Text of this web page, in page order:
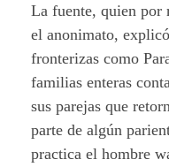
La fuente, quien por
el anonimato,
fronterizas como
familias enteras
sus parejas que
parte de algún
practica el hombre